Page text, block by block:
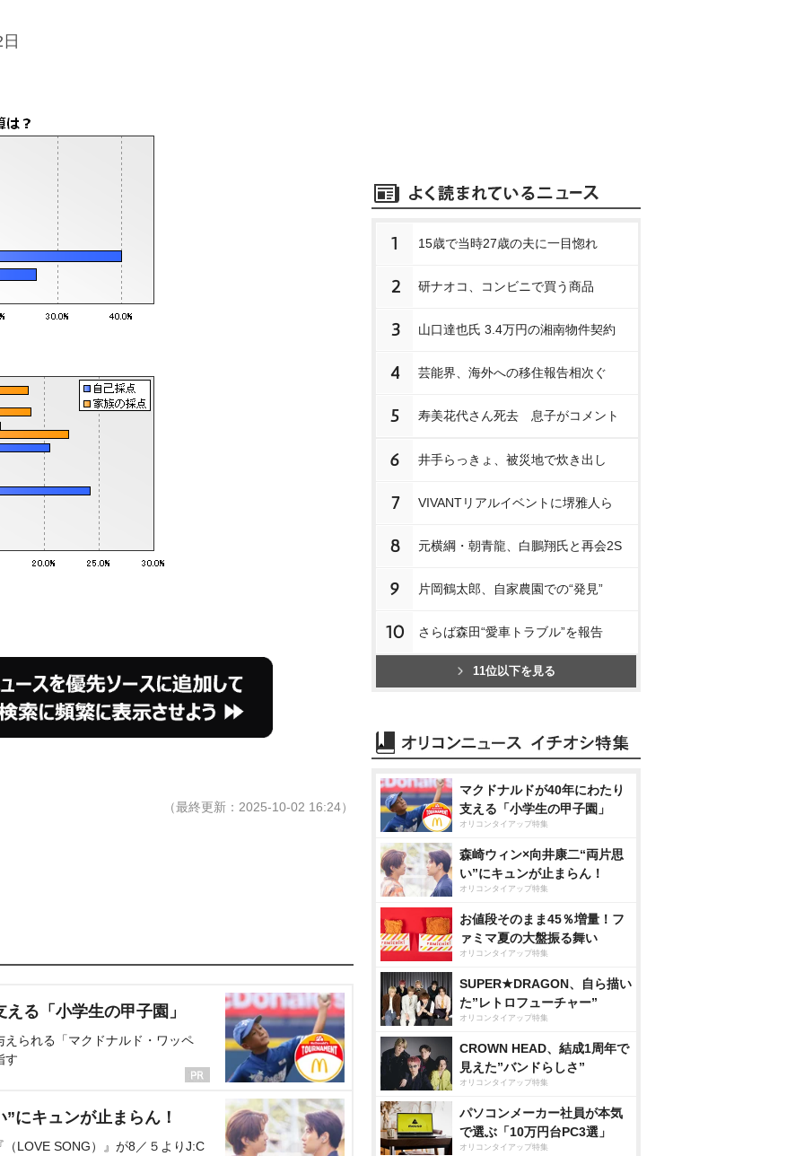
（最終更新：2025-10-02 16:24）
る「小学生の甲子園」
られる「マクドナルド・ワッペ
す
にキュンが止まらん！
LOVE SONG）』が8／５よりJ:C
1 15歳で当時27歳の夫に一目惚れ
2 研ナオコ、コンビニで買う商品
3 山口達也氏 3.4万円の湘南物件契約
4 芸能界、海外への移住報告相次ぐ
5 寿美花代さん死去 息子がコメント
6 井手らっきょ、被災地で炊き出し
7 VIVANTリアルイベントに堺雅人ら
8 元横綱・朝青龍、白鵬翔氏と再会2S
9 片岡鶴太郎、自家農園での“発見”
10 さらば森田“愛車トラブル”を報告
11位以下を見る
マクドナルドが40年にわたり
支える「小学生の甲子園」
オリコンタイアップ特集
森崎ウィン×向井康二“両片思
い”にキュンが止まらん！
オリコンタイアップ特集
お値段そのまま45％増量！フ
ァミマ夏の大盤振る舞い
オリコンタイアップ特集
SUPER★DRAGON、自ら描い
た”レトロフューチャー”
オリコンタイアップ特集
CROWN HEAD、結成1周年で
見えた”バンドらしさ”
オリコンタイアップ特集
パソコンメーカー社員が本気
で選ぶ「10万円台PC3選」
オリコンタイアップ特集